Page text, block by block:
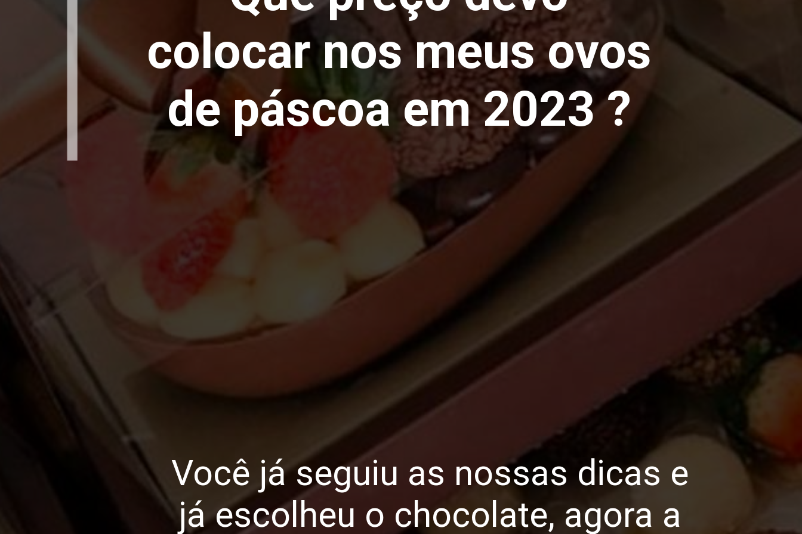
colocar nos meus ovos
de páscoa em 2023 ?
Você já seguiu as nossas dicas e
já escolheu o chocolate, agora a